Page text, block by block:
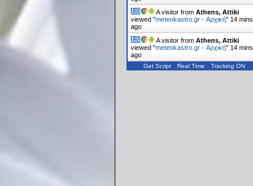
A visitor fromAthens, Attiki
viewed "meteokastro.gr - Αρχική" 14 mins
ago
A visitor fromAthens, Attiki
viewed "meteokastro.gr - Αρχική" 14 mins
ago
Get Script Real Time Tracking ON